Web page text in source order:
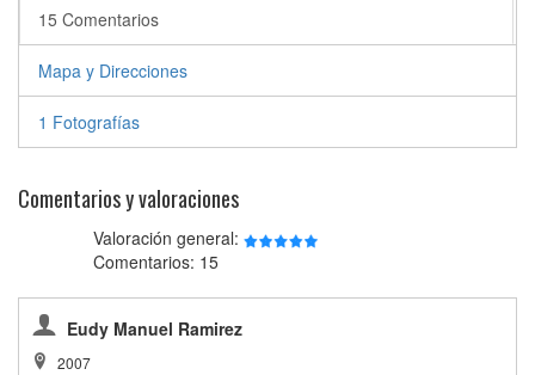
15 Comentarios
Mapa y Direcciones
1 Fotografías
Comentarios y valoraciones
Valoración general:
Comentarios: 15
Eudy Manuel Ramirez
2007